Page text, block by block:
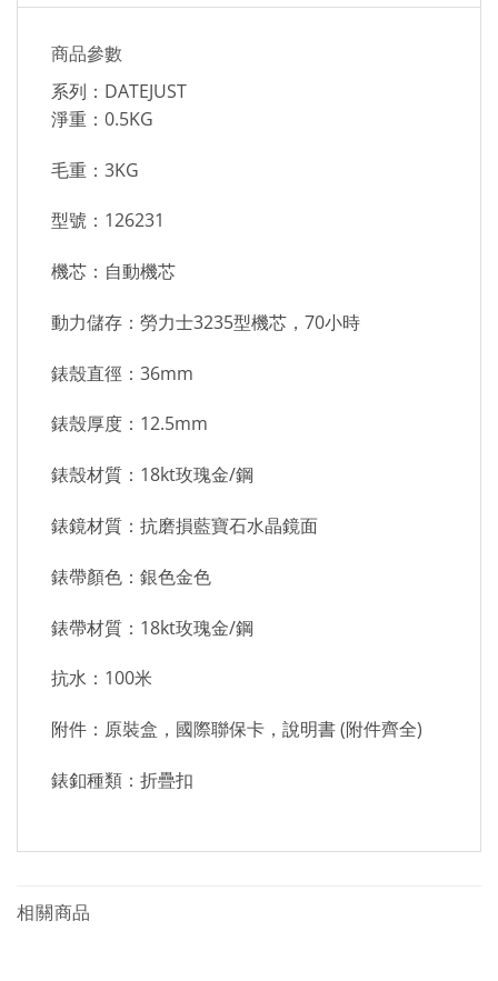
商品參數
系列：DATEJUST
淨重：0.5KG
毛重：3KG
型號：126231
機芯：自動機芯
動力儲存：勞力士3235型機芯，70小時
錶殼直徑：36mm
錶殼厚度：12.5mm
錶殼材質：18kt玫瑰金/鋼
錶鏡材質：抗磨損藍寶石水晶鏡面
錶帶顏色：銀色金色
錶帶材質：18kt玫瑰金/鋼
抗水：100米
附件：原裝盒，國際聯保卡，說明書 (附件齊全)
錶釦種類：折疊扣
相關商品